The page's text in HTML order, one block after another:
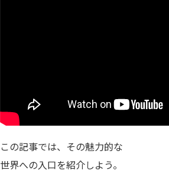
この記事では、その魅力的な
世界への入口を紹介しよう。